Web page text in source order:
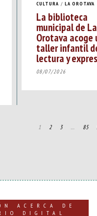
CULTURA / LA OROTAVA
La biblioteca
municipal de La
Orotava acoge
taller infantil
lectura y
08/07/2026
1 2 3 85
ACERCA DE
DIGITAL